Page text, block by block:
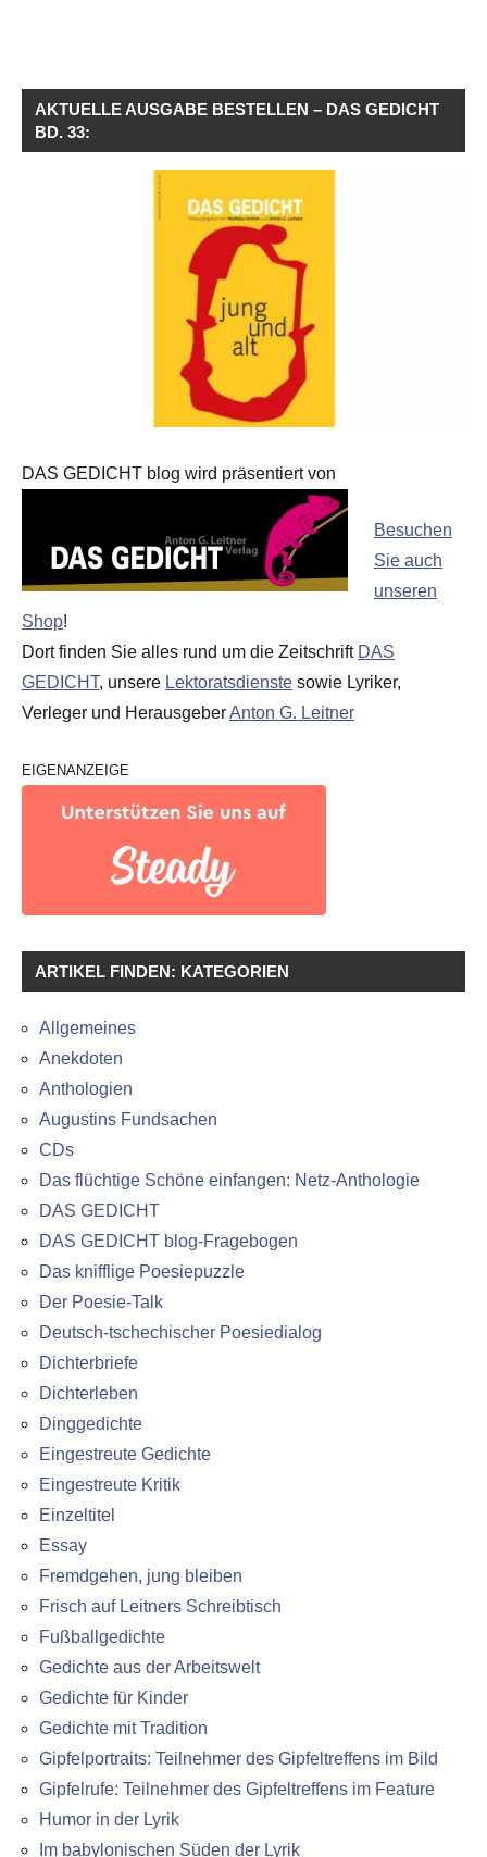
AKTUELLE AUSGABE BESTELLEN – DAS GEDICHT
BD. 33:
DAS GEDICHT blog wird präsentiert von
Besuchen
Sie auch
unseren
Shop!
Dort finden Sie alles rund um die Zeitschrift DAS
GEDICHT, unsere Lektoratsdienste sowie Lyriker,
Verleger und HerausgeberAnton G. Leitner
EIGENANZEIGE
ARTIKEL FINDEN: KATEGORIEN
Allgemeines
Anekdoten
Anthologien
Augustins Fundsachen
CDs
Das flüchtige Schöne einfangen: Netz-Anthologie
DAS GEDICHT
DAS GEDICHT blog-Fragebogen
Das knifflige Poesiepuzzle
Der Poesie-Talk
Deutsch-tschechischer Poesiedialog
Dichterbriefe
Dichterleben
Dinggedichte
Eingestreute Gedichte
Eingestreute Kritik
Einzeltitel
Essay
Fremdgehen, jung bleiben
Frisch auf Leitners Schreibtisch
Fußballgedichte
Gedichte aus der Arbeitswelt
Gedichte für Kinder
Gedichte mit Tradition
Gipfelportraits: Teilnehmer des Gipfeltreffens im Bild
Gipfelrufe: Teilnehmer des Gipfeltreffens im Feature
Humor in der Lyrik
Im babylonischen Süden der Lyrik